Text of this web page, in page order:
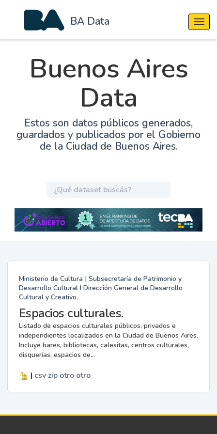
BA Data
Buenos Aires
Data
Estos son datos públicos generados,
guardados y publicados por el Gobierno
de la Ciudad de Buenos Aires.
Ministerio de Cultura | Subsecretaría de Patrimonio y
Desarrollo Cultural I Dirección General de Desarrollo
Cultural y Creativo.
Espacios culturales.
Listado de espacios culturales públicos, privados e
independientes localizados en la Ciudad de Buenos Aires.
Incluye bares, bibliotecas, calesitas, centros culturales,
disquerías, espacios de...
| csv zip otro otro